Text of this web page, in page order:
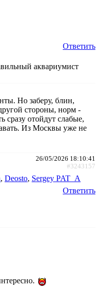
Ответить
аквариумист
Но заберу, блин,
стороны, норм -
сразу отойдут слабые,
Из Москвы уже не
26/05/2026 18:10:41
#3243157
, Deosto, Sergey PAT_A
Ответить